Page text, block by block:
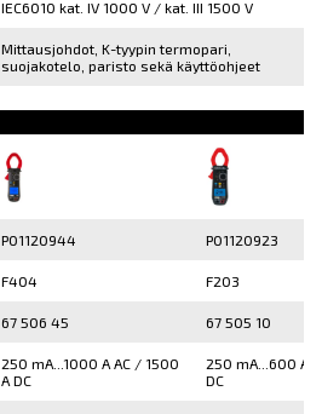
IEC6010 kat. IV 1000 V / kat. III 1500 V
Mittausjohdot, K-tyypin termopari,
suojakotelo, paristo sekä käyttöohjeet
P01120944 P01120923
F404 F203
67 506 45 67 505 10
250 mA...1000 A AC / 1500
A DC
250 mA...600 A
DC